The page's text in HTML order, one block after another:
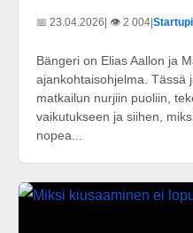
📅 23.04.2026| 👁️ 2 004|
Bängeri on Elias Aallon ja
ajankohtaisohjelma. Tässä
matkailun nurjiin puoliin,
vaikutukseen ja siihen,
nopea...